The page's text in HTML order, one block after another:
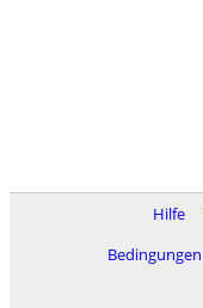
Hilfe
Bedingungen